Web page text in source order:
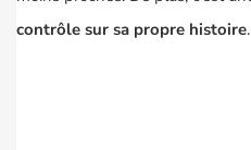
contrôle sur sa propre histoire.